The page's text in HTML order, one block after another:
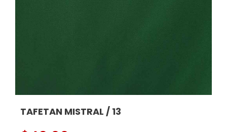
TAFETAN MISTRAL / 13